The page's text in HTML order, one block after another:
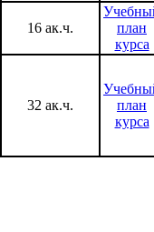
16 ак.ч.
план
курса
32 ак.ч.
план
курса